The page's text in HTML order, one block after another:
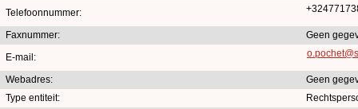
Telefoonnummer:
Faxnummer:
Geen
E-mail:
Webadres:
Geen
Type entiteit: